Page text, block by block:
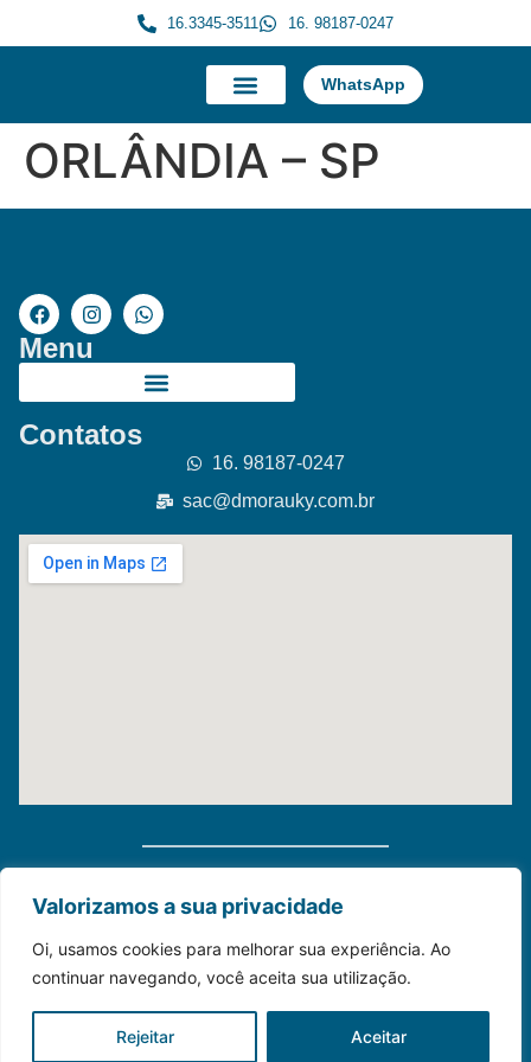
Valorizamos a sua privacidade
Oi, usamos cookies para melhorar sua experiência. Ao
continuar navegando, você aceita sua utilização.
Rejeitar Aceitar
16.3345-3511 16. 98187-0247
WhatsApp
ORLÂNDIA – SP
Menu
Contatos
16. 98187-0247
sac@dmorauky.com.br
Distribuidora Morauky 2025. Todos Os Direitos